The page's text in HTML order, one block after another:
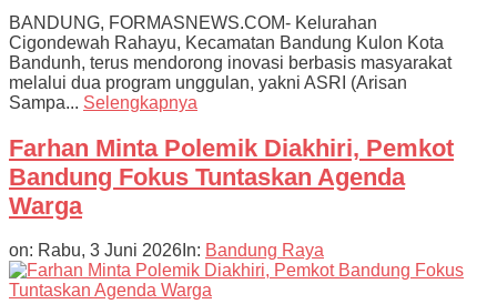
BANDUNG, FORMASNEWS.COM- Kelurahan
Cigondewah Rahayu, Kecamatan Bandung Kulon Kota
Bandunh, terus mendorong inovasi berbasis masyarakat
melalui dua program unggulan, yakni ASRI (Arisan
Sampa... Selengkapnya
Farhan Minta Polemik Diakhiri, Pemkot
Bandung Fokus Tuntaskan Agenda
Warga
on: Rabu, 3 Juni 2026 In: Bandung Raya